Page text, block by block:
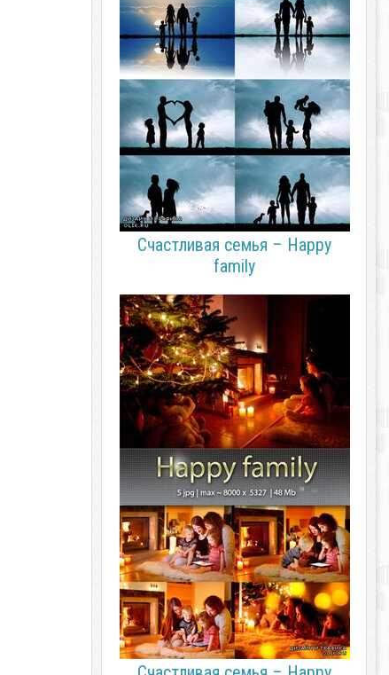
Счастливая семья – Happy
family